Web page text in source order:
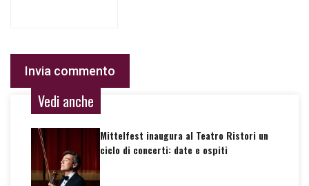
Vedi anche
Mittelfest inaugura al Teatro Ristori un
ciclo di concerti: date e ospiti